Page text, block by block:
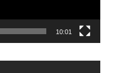
10:01